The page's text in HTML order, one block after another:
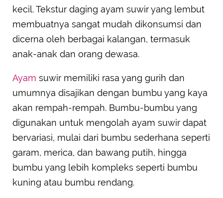
kecil. Tekstur daging ayam suwir yang lembut
membuatnya sangat mudah dikonsumsi dan
dicerna oleh berbagai kalangan, termasuk
anak-anak dan orang dewasa.
Ayam suwir memiliki rasa yang gurih dan
umumnya disajikan dengan bumbu yang kaya
akan rempah-rempah. Bumbu-bumbu yang
digunakan untuk mengolah ayam suwir dapat
bervariasi, mulai dari bumbu sederhana seperti
garam, merica, dan bawang putih, hingga
bumbu yang lebih kompleks seperti bumbu
kuning atau bumbu rendang.